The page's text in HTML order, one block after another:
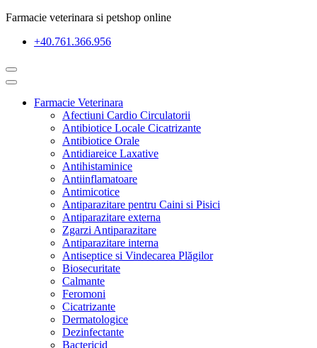
Farmacie veterinara si petshop online
+40.761.366.956
Farmacie Veterinara
Afectiuni Cardio Circulatorii
Antibiotice Locale Cicatrizante
Antibiotice Orale
Antidiareice Laxative
Antihistaminice
Antiinflamatoare
Antimicotice
Antiparazitare pentru Caini si Pisici
Antiparazitare externa
Zgarzi Antiparazitare
Antiparazitare interna
Antiseptice si Vindecarea Plăgilor
Biosecuritate
Calmante
Feromoni
Cicatrizante
Dermatologice
Dezinfectante
Bactericid